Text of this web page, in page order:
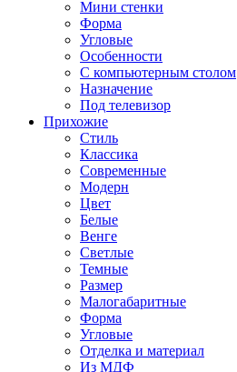
Мини стенки
Форма
Угловые
Особенности
С компьютерным столом
Назначение
Под телевизор
Прихожие
Стиль
Классика
Современные
Модерн
Цвет
Белые
Венге
Светлые
Темные
Размер
Малогабаритные
Форма
Угловые
Отделка и материал
Из МДФ